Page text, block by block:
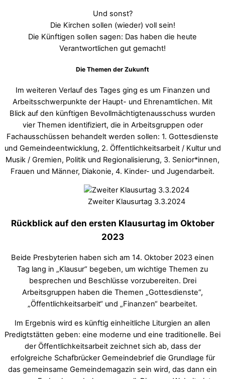
Und sonst?
Die Kirchen sollen (wieder) voll sein!
Die Künftigen sollen sagen: Das haben die heute
Verantwortlichen gut gemacht!
Die Themen der Zukunft
Im weiteren Verlauf des Tages ging es um Finanzen und
Arbeitsschwerpunkte der Haupt- und Ehrenamtlichen. Mit
Blick auf den künftigen Bevollmächtigtenausschuss wurden
vier Themen identifiziert, die in Arbeitsgruppen oder
Fachausschüssen behandelt werden sollen: 1. Gottesdienste
und Gemeindeentwicklung, 2. Öffentlichkeitsarbeit / Kultur und
Musik / Gremien, Politik und Regionalisierung, 3. Senior*innen,
Frauen und Männer, Diakonie, 4. Kinder- und Jugendarbeit.
Zweiter Klausurtag 3.3.2024
Rückblick auf den ersten Klausurtag im Oktober
2023
Beide Presbyterien haben sich am 14. Oktober 2023 einen
Tag lang in „Klausur“ begeben, um wichtige Themen zu
besprechen und Beschlüsse vorzubereiten. Drei
Arbeitsgruppen haben die Themen „Gottesdienste“,
„Öffentlichkeitsarbeit“ und „Finanzen“ bearbeitet.
Im Ergebnis wird es künftig einheitliche Liturgien an allen
Predigtstätten geben: eine moderne und eine traditionelle. Bei
der Öffentlichkeitsarbeit zeichnet sich ab, dass der
erfolgreiche Schafbrücker Gemeindebrief die Grundlage für
das gemeinsame Gemeindemagazin sein wird, das dann ein